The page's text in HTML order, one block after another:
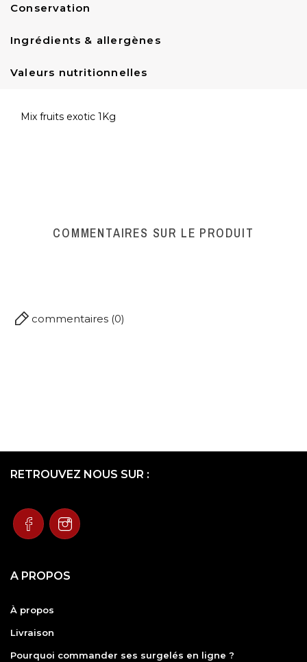
Conservation
Ingrédients & allergènes
Valeurs nutritionnelles
Mix fruits exotic 1Kg
COMMENTAIRES SUR LE PRODUIT
commentaires (0)
RETROUVEZ NOUS SUR :
A PROPOS
À propos
Livraison
Pourquoi commander ses surgelés en ligne ?